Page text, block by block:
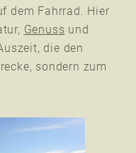
dem Fahrrad. Hier
Genuss und
die den
sondern zum